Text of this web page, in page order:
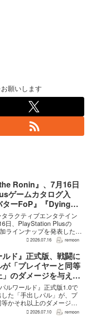
願いします
Ronin』、7月16日
ゲームカタログ入
ーFoP』『Dying
も順次配信
ラクティブエンタテイン
日、PlayStation Plusの
ラインナップを発表した。
舞台とするTeam NINJAのオ
2026.07.16 remoon
ルド』正式版、戦闘に
が「プレイヤーと同等
のダメージを与えら
ルワールド』正式版1.0で
た「手出しパル」が、プ
かそれ以上のダメージを
るようになった。ほぼすべ
2026.07.10 remoon